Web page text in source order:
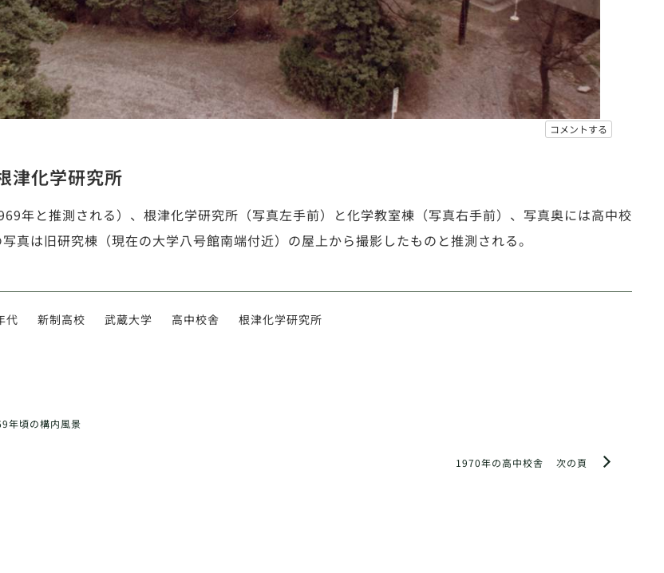
コメントする
津化学研究所
年と推測される）、根津化学研究所（写真左手前）と化学教室棟（写真右手前）、写真奥には高中校
真は旧研究棟（現在の大学八号館南端付近）の屋上から撮影したものと推測される。
代 新制高校 武蔵大学 高中校舎 根津化学研究所
年頃の構内風景
次の頁
1970年の高中校舎